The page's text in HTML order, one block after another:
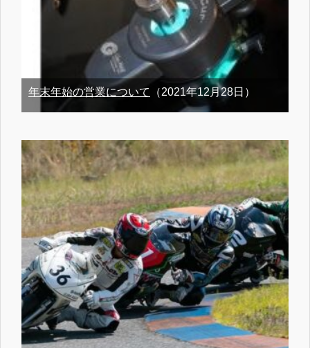
年末年始の営業について （2021年12月28日）